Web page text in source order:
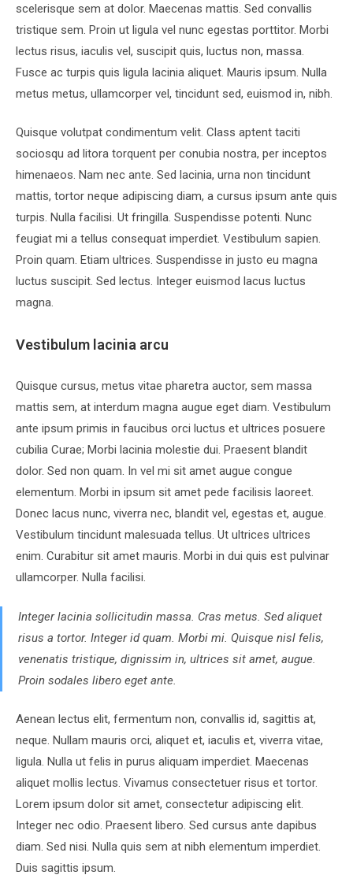
scelerisque sem at dolor. Maecenas mattis. Sed convallis
tristique sem. Proin ut ligula vel nunc egestas porttitor. Morbi
lectus risus, iaculis vel, suscipit quis, luctus non, massa.
Fusce ac turpis quis ligula lacinia aliquet. Mauris ipsum. Nulla
metus metus, ullamcorper vel, tincidunt sed, euismod in, nibh.
Quisque volutpat condimentum velit. Class aptent taciti
sociosqu ad litora torquent per conubia nostra, per inceptos
himenaeos. Nam nec ante. Sed lacinia, urna non tincidunt
mattis, tortor neque adipiscing diam, a cursus ipsum ante quis
turpis. Nulla facilisi. Ut fringilla. Suspendisse potenti. Nunc
feugiat mi a tellus consequat imperdiet. Vestibulum sapien.
Proin quam. Etiam ultrices. Suspendisse in justo eu magna
luctus suscipit. Sed lectus. Integer euismod lacus luctus
magna.
Vestibulum lacinia arcu
Quisque cursus, metus vitae pharetra auctor, sem massa
mattis sem, at interdum magna augue eget diam. Vestibulum
ante ipsum primis in faucibus orci luctus et ultrices posuere
cubilia Curae; Morbi lacinia molestie dui. Praesent blandit
dolor. Sed non quam. In vel mi sit amet augue congue
elementum. Morbi in ipsum sit amet pede facilisis laoreet.
Donec lacus nunc, viverra nec, blandit vel, egestas et, augue.
Vestibulum tincidunt malesuada tellus. Ut ultrices ultrices
enim. Curabitur sit amet mauris. Morbi in dui quis est pulvinar
ullamcorper. Nulla facilisi.
Integer lacinia sollicitudin massa. Cras metus. Sed aliquet
risus a tortor. Integer id quam. Morbi mi. Quisque nisl felis,
venenatis tristique, dignissim in, ultrices sit amet, augue.
Proin sodales libero eget ante.
Aenean lectus elit, fermentum non, convallis id, sagittis at,
neque. Nullam mauris orci, aliquet et, iaculis et, viverra vitae,
ligula. Nulla ut felis in purus aliquam imperdiet. Maecenas
aliquet mollis lectus. Vivamus consectetuer risus et tortor.
Lorem ipsum dolor sit amet, consectetur adipiscing elit.
Integer nec odio. Praesent libero. Sed cursus ante dapibus
diam. Sed nisi. Nulla quis sem at nibh elementum imperdiet.
Duis sagittis ipsum.